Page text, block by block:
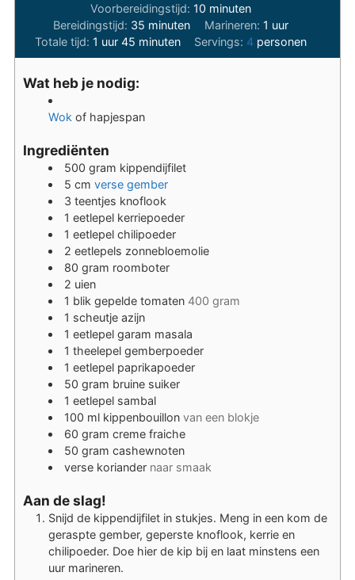
Voorbereidingstijd: 10minuten
minuten
Bereidingstijd: 35 minuten
minuten Marineren: 1 uur
uur
Totale tijd: 1 uur
uur 45minuten
minuten Servings: 4 personen
Wat heb je nodig:
Wok of hapjespan
Ingrediënten
500 gram kippendijfilet
5 cm verse gember
3 teentjes knoflook
1 eetlepel kerriepoeder
1 eetlepel chilipoeder
2 eetlepels zonnebloemolie
80 gram roomboter
2 uien
1 blik gepelde tomaten 400 gram
1 scheutje azijn
1 eetlepel garam masala
1 theelepel gemberpoeder
1 eetlepel paprikapoeder
50 gram bruine suiker
1 eetlepel sambal
100 ml kippenbouillon van een blokje
60 gram creme fraiche
50 gram cashewnoten
verse koriander naar smaak
Aan de slag!
Snijd de kippendijfilet in stukjes. Meng in een kom de
geraspte gember, geperste knoflook, kerrie en
chilipoeder. Doe hier de kip bij en laat minstens een
uur marineren.